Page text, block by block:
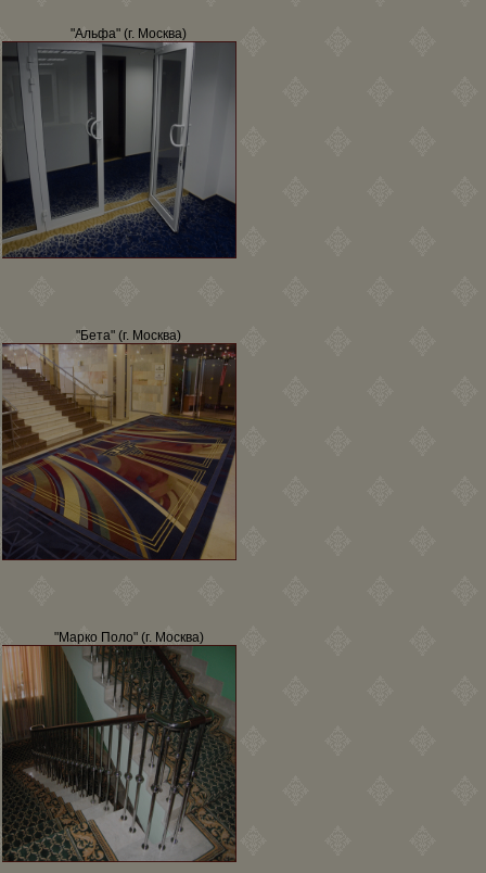
"Альфа" (г. Москва)
"Бета" (г. Москва)
"Марко Поло" (г. Москва)